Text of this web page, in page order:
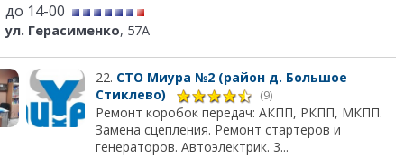
до 14-00
ул. Герасименко, 57А
22. СТО Миура №2 (район д. Большое
Стиклево)
(9)
Ремонт коробок передач: АКПП, РКПП, МКПП.
Замена сцепления. Ремонт стартеров и
генераторов. Автоэлектрик. 3...